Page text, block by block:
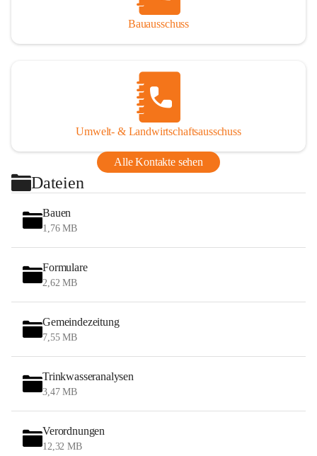
Bauausschuss
Umwelt- & Landwirtschaftsausschuss
Alle Kontakte sehen
Dateien
Bauen
1,76 MB
Formulare
2,62 MB
Gemeindezeitung
7,55 MB
Trinkwasseranalysen
3,47 MB
Verordnungen
12,32 MB